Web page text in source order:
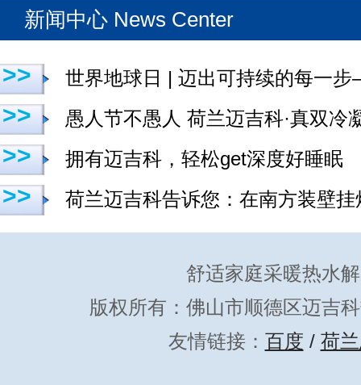
新闻中心 News Center
世界地球日 | 迈出可持续的每一
>>
愚人节不愚人 荷兰迈吉科·真双冷
>>
拥有迈吉科，轻松get深度好睡眠
>>
荷兰迈吉科告诉您：在南方装壁
>>
舒适家庭采暖热水
版权所有：佛山市顺德区迈吉
友情链接： 百度 / 荷